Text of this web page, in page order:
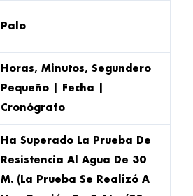
Palo
Horas, Minutos, Segundero
Pequeño | Fecha |
Cronógrafo
Ha Superado La Prueba De
Resistencia Al Agua De 30
M. (La Prueba Se Realizó A